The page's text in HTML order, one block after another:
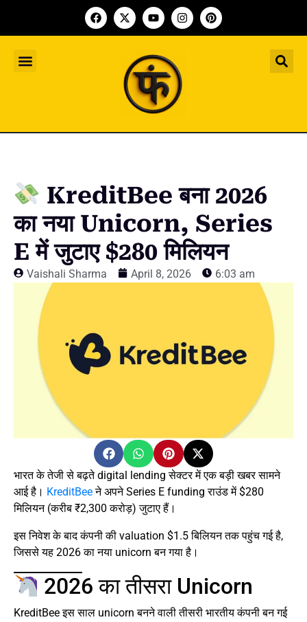
KreditBee बना 2026
का नया Unicorn, Series
E में जुटाए $280 मिलियन
Vaishali Sharma April 8, 2026 6:03 am
भारत के तेजी से बढ़ते digital lending सेक्टर में एक बड़ी खबर सामने
आई है। KreditBeeने अपने Series E funding राउंड में $280
मिलियन (करीब ₹2,300 करोड़) जुटाए हैं।
इस निवेश के बाद कंपनी की valuation $1.5 बिलियन तक पहुंच गई है,
जिससे यह 2026 का नया unicorn बन गया है।
2026 का तीसरा Unicorn
KreditBee इस साल unicorn बनने वाली तीसरी भारतीय कंपनी बन गई